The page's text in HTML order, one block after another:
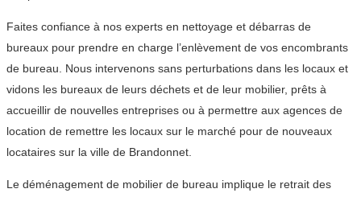
Faites confiance à nos experts en nettoyage et débarras de
bureaux pour prendre en charge l’enlèvement de vos encombrants
de bureau. Nous intervenons sans perturbations dans les locaux et
vidons les bureaux de leurs déchets et de leur mobilier, prêts à
accueillir de nouvelles entreprises ou à permettre aux agences de
location de remettre les locaux sur le marché pour de nouveaux
locataires sur la ville de Brandonnet.
Le déménagement de mobilier de bureau implique le retrait des